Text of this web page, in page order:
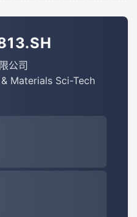
公司
Materials Sci-Tech